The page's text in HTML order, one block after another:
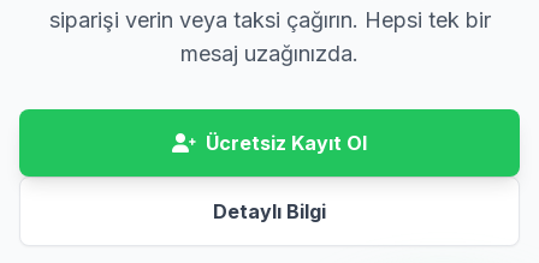
siparişi verin veya taksi çağırın. Hepsi tek bir
mesaj uzağınızda.
Ücretsiz Kayıt Ol
Detaylı Bilgi